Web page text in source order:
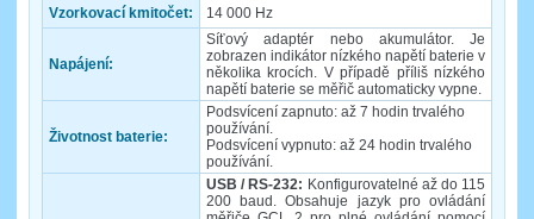
Vzorkovací kmitočet:
14 000 Hz
Napájení:
Síťový adaptér nebo akumulátor. Je
zobrazen indikátor nízkého napětí baterie v
několika krocích. V případě příliš nízkého
napětí baterie se měřič automaticky vypne.
Životnost baterie:
Podsvícení zapnuto: až 7 hodin trvalého
používání.
Podsvícení vypnuto: až 24 hodin trvalého
používání.
USB / RS-232: Konfigurovatelné až do 115
200 baud. Obsahuje jazyk pro ovládání